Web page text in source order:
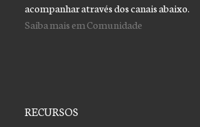
acompanhar através dos canais abaixo.
Saiba mais em Comunidade
RECURSOS